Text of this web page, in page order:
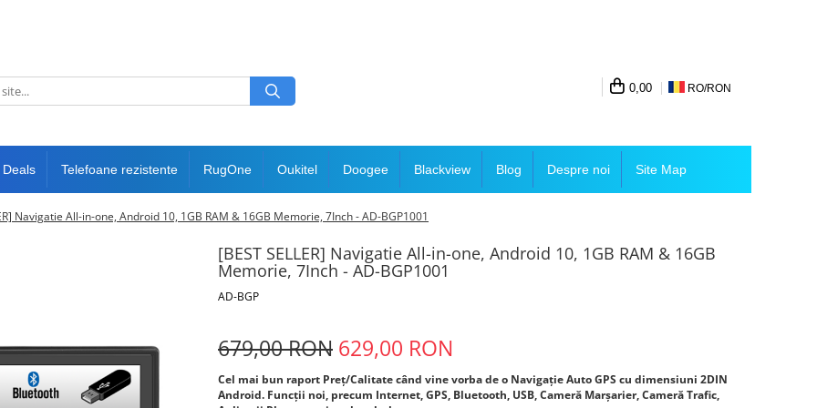
0,00 RO/RON
Deals Telefoane rezistente RugOne Oukitel Doogee Blackview Blog Despre noi Site Map
Navigatie All-in-one, Android 10, 1GB RAM & 16GB Memorie, 7Inch - AD-BGP1001
[BEST SELLER] Navigatie All-in-one, Android 10, 1GB RAM & 16GB
Memorie, 7Inch - AD-BGP1001
AD-BGP
679,00 RON 629,00 RON
Cel mai bun raport Preț/Calitate când vine vorba de o Navigație Auto GPS cu dimensiuni 2DIN
Android. Funcții noi, precum Internet, GPS, Bluetooth, USB, Cameră Marșarier, Cameră Trafic,